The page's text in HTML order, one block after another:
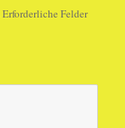
Erforderliche Felder